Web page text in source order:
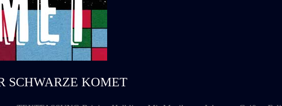
SCHWARZE KOMET